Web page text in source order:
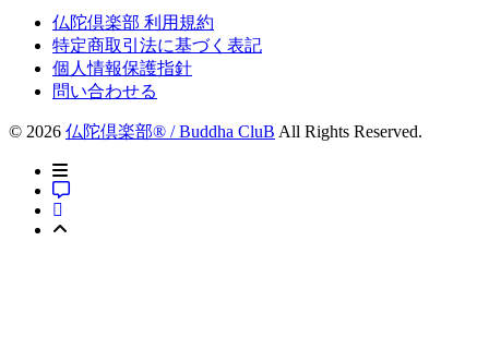
仏陀倶楽部 利用規約
特定商取引法に基づく表記
個人情報保護指針
問い合わせる
© 2026 仏陀倶楽部® / Buddha CluB All Rights Reserved.